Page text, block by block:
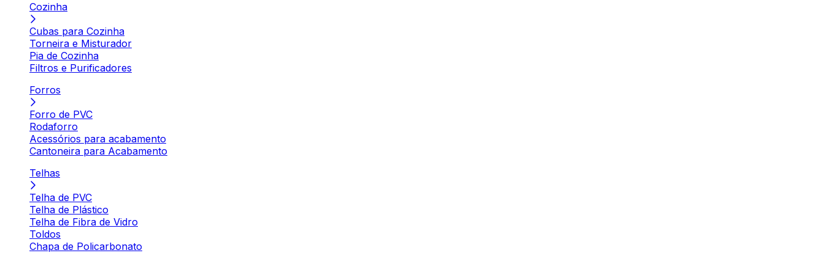
Cozinha
Cubas para Cozinha
Torneira e Misturador
Pia de Cozinha
Filtros e Purificadores
Forros
Forro de PVC
Rodaforro
Acessórios para acabamento
Cantoneira para Acabamento
Telhas
Telha de PVC
Telha de Plástico
Telha de Fibra de Vidro
Toldos
Chapa de Policarbonato